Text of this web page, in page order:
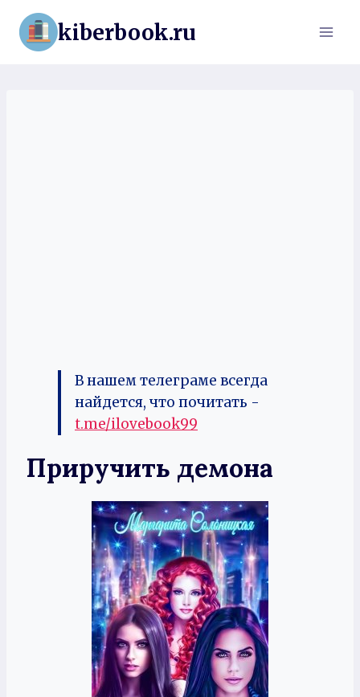
Перейти
содержимому
kiberbook.ru
В нашем телеграме всегда
найдется, что почитать -
t.me/ilovebook99
Приручить демона